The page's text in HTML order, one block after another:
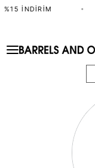
%15 İNDIRIM •